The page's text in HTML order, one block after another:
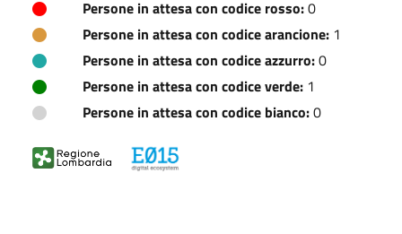
Persone in attesa con codice rosso:0
Persone in attesa con codice arancione: 1
Persone in attesa con codice azzurro:0
Persone in attesa con codice verde: 1
Persone in attesa con codice bianco:0